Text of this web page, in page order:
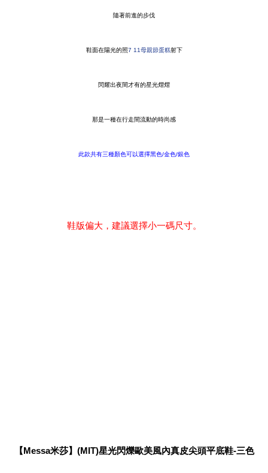
隨著前進的步伐
鞋面在陽光的照7 11母親節蛋糕射下
閃耀出夜間才有的星光熠熠
那是一種在行走間流動的時尚感
此款共有三種顏色可以選擇黑色/金色/銀色
鞋版偏大，建議選擇小一碼尺寸。
【Messa米莎】(MIT)星光閃爍歐美風內真皮尖頭平底鞋-三色